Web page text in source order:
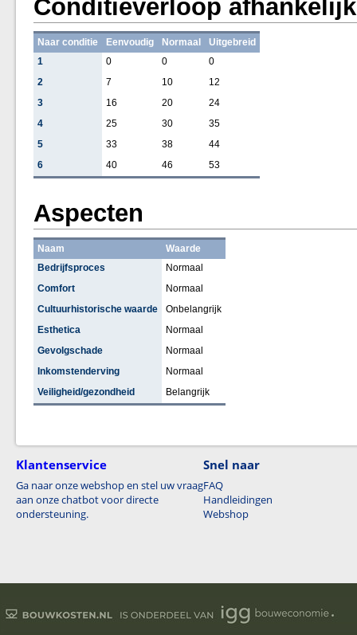
Conditieverloop
Naar conditie Eenvoudig Normaal
Uitgebreid
1
0 0
0
2
7 10
12
3
16 20
24
4
25 30
35
5
33 38
44
6
40 46 53
Aspecten
Naam
Waarde
Bedrijfsproces
Normaal
Comfort
Normaal
Cultuurhistorische waarde
Onbelangrijk
Esthetica
Normaal
Gevolgschade
Normaal
Inkomstenderving
Normaal
Veiligheid/gezondheid
Belangrijk
Klantenservice
Ga naar onze webshop en stel uw vraag
aan onze chatbot voor directe
ondersteuning.
Snel naar
FAQ
Handleidingen
Webshop